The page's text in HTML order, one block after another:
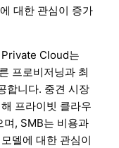
대한 관심이 증가
Cloud는
프로비저닝과 최
합니다. 중견 시장
프라이빗 클라우
며, SMB는 비용과
델에 대한 관심이